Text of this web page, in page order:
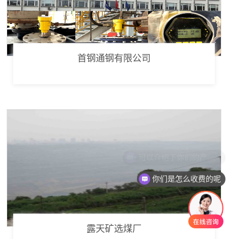
首钢通钢有限公司
露天矿选煤厂
你们是怎么收费的呢